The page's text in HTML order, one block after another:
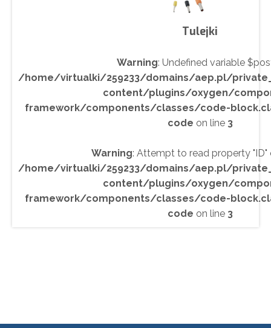
Tulejki
Warning: Undefined variable
/home/virtualki/259233/domains/aep.pl/
content/plugins/oxygen/
framework/components/classes/code-
code on line 3
Warning: Attempt to read property "ID"
/home/virtualki/259233/domains/aep.pl/
content/plugins/oxygen/
framework/components/classes/code-
code on line 3